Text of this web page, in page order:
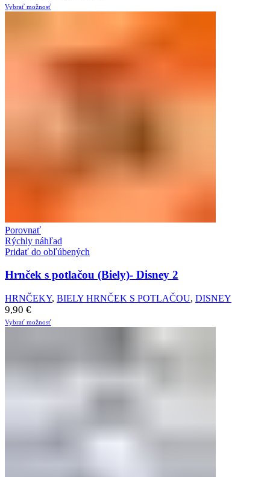
Vybrať možnosť
Porovnať
Rýchly náhľad
Pridať do obľúbených
Hrnček s potlačou (Biely)- Disney 2
HRNČEKY, BIELY HRNČEK S POTLAČOU, DISNEY
9,90 €
Vybrať možnosť